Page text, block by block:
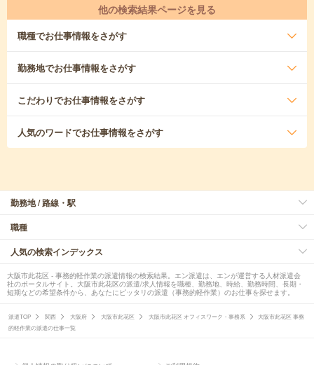
他の検索結果ページを見る
職種でお仕事情報をさがす
勤務地でお仕事情報をさがす
こだわりでお仕事情報をさがす
人気のワードでお仕事情報をさがす
勤務地 / 路線・駅
職種
人気の検索インデックス
大阪市此花区 - 事務的軽作業の派遣情報の検索結果。エン派遣は、エンが運営する人材派遣会
社のポータルサイト。大阪市此花区の派遣/求人情報を職種、勤務地、時給、勤務時間、長期・
短期などの希望条件から、あなたにピッタリの派遣（事務的軽作業）のお仕事を探せます。
派遣TOP 関西 大阪府 大阪市此花区 大阪市此花区 オフィスワーク・事務系
大阪市此花区 事務
的軽作業の派遣の仕事一覧